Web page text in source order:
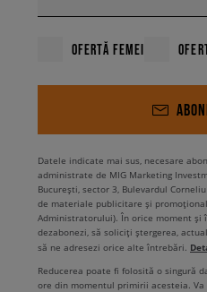
OFERTĂ FEMEI
Datele indicate mai sus, necesare
administrate de MIG Marketing
București, sector 3, Bulevardul
de materiale publicitare și
Administratorului). În orice moment și
dezabonezi, să soliciți ștergerea,
să ne adresezi orice alte întrebări.
Reducerea poate fi folosită o singură
ore din momentul primirii acesteia.